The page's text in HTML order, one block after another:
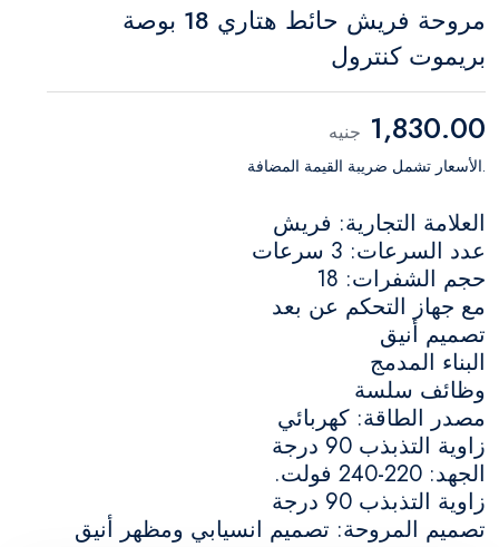
مروحة فريش حائط هتاري 18 بوصة
بريموت كنترول
1,830.00 جنيه
.الأسعار تشمل ضريبة القيمة المضافة
العلامة التجارية: فريش
عدد السرعات: 3 سرعات
حجم الشفرات: 18
مع جهاز التحكم عن بعد
تصميم أنيق
البناء المدمج
وظائف سلسة
مصدر الطاقة: كهربائي
زاوية التذبذب 90 درجة
الجهد: 220-240 فولت.
زاوية التذبذب 90 درجة
تصميم المروحة: تصميم انسيابي ومظهر أنيق